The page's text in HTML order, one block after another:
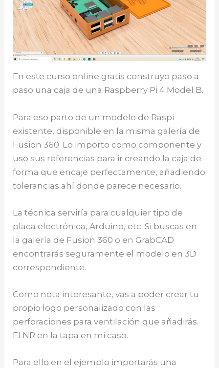
En este curso online gratis construyo paso a
paso una caja de una Raspberry Pi 4 Model B.
Para eso parto de un modelo de Raspi
existente, disponible en la misma galería de
Fusion 360. Lo importo como componente y
uso sus referencias para ir creando la caja de
forma que encaje perfectamente, añadiendo
tolerancias ahí donde parece necesario.
La técnica serviría para cualquier tipo de
placa electrónica, Arduino, etc. Si buscas en
la galería de Fusion 360 o en GrabCAD
encontrarás seguramente el modelo en 3D
correspondiente.
Como nota interesante, vas a poder crear tu
propio logo personalizado con las
perforaciones para ventilación que añadirás.
El NR en la tapa en mi caso.
Para ello en el ejemplo importarás una